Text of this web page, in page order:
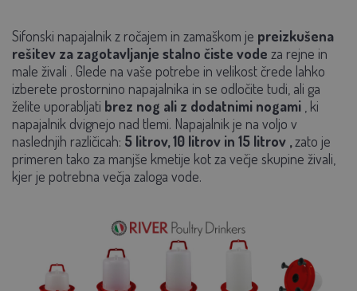
Sifonski napajalnik z ročajem in zamaškom je preizkušena
rešitev za zagotavljanje stalno čiste vode za rejne in
male živali . Glede na vaše potrebe in velikost črede lahko
izberete prostornino napajalnika in se odločite tudi, ali ga
želite uporabljati brez nog ali z dodatnimi nogami , ki
napajalnik dvignejo nad tlemi. Napajalnik je na voljo v
naslednjih različicah: 5 litrov, 10 litrov in 15 litrov ,zato je
primeren tako za manjše kmetije kot za večje skupine živali,
kjer je potrebna večja zaloga vode.